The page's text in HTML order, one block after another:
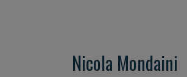
Nicola Mondaini